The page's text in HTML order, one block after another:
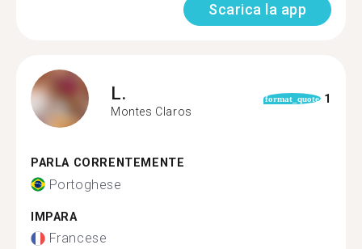
Scarica la app
L.
Montes Claros
format_quote 1
PARLA CORRENTEMENTE
Portoghese
IMPARA
Francese